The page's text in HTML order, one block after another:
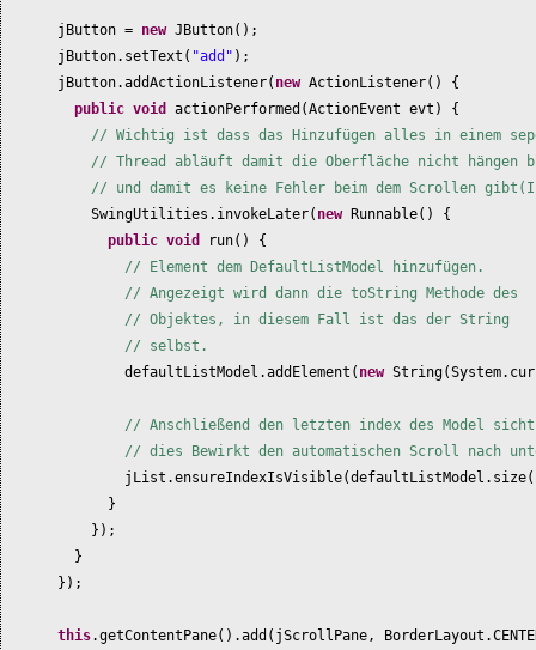
jButton = new JButton() ;
jButton.setText ( "add" ) ;
jButton.addActionListener( new ActionListener() {
public void actionPerformed (ActionEvent evt ) {
// Wichtig ist dass das Hinzufügen alles in einem
// Thread abläuft damit die Oberfläche nicht hängen
// und damit es keine Fehler beim dem Scrollen
SwingUtilities.invokeLater( new Runnable() {
public void run() {
// Element dem DefaultListModel hinzufügen.
// Angezeigt wird dann die toString Methode des
// Objektes, in diesem Fall ist das der String
// selbst.
defaultListModel.addElement ( new String(
// Anschließend den letzten index des Model
// dies Bewirkt den automatischen Scroll nach
jList.ensureIndexIsVisible(defaultListModel.size
}
}) ;
}
}) ;
this.getContentPane() .add ( jScrollPane,